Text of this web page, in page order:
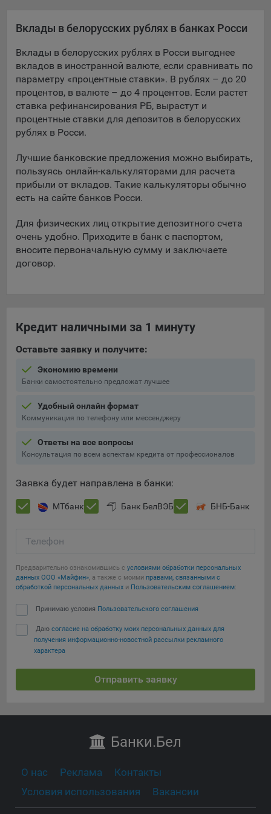
сервис показа контекстной рекламы. Адрес: Yandex
Europe AG, Werftestrasse 4, CH-6005 Luzern, Switzerland.
Google Ads - сервис показа контекстной рекламы,
предоставляемый компанией Google Ireland Ltd, Gordon
House Barrow Street Dublin 4, D04E5W5 Ireland.
Сохранить мои изменения
Вклады в белорусских рублях в банках Росси
Вклады в белорусских рублях в Росси выгоднее
вкладов в иностранной валюте, если сравнивать по
параметру «процентные ставки». В рублях – до 20
процентов, в валюте – до 4 процентов. Если растет
ставка рефинансирования РБ, вырастут и
процентные ставки для депозитов в белорусских
рублях в Росси.
Лучшие банковские предложения можно выбирать,
пользуясь онлайн-калькуляторами для расчета
прибыли от вкладов. Такие калькуляторы обычно
есть на сайте банков Росси.
Для физических лиц открытие депозитного счета
очень удобно. Приходите в банк с паспортом,
вносите первоначальную сумму и заключаете
договор.
Кредит наличными за 1 минуту
Оставьте заявку и получите:
Экономию времени
Банки самостоятельно предложат лучшее
Удобный онлайн формат
Коммуникация по телефону или мессенджеру
Ответы на все вопросы
Консультация по всем аспектам кредита от профессионалов
Заявка будет направлена в банки:
МТбанк Банк БелВЭБ БНБ-Банк
Телефон
Предварительно ознакомившись с условиями обработки персональных
данных ООО «Майфин», а также с моими правами, связанными с
обработкой персональных данных и Пользовательским соглашением:
Принимаю условия Пользовательского соглашения
Даю согласие на обработку моих персональных данных для
получения информационно-новостной рассылки рекламного
характера
Отправить заявку
Банки.Бел
О нас Реклама
Контакты
Условия использования
Вакансии